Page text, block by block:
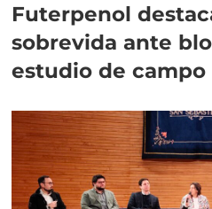
Futerpenol
sobrevida ante
estudio de campo